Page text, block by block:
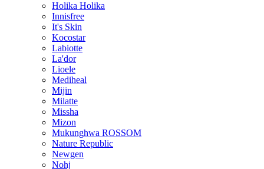
Holika Holika
Innisfree
It's Skin
Kocostar
Labiotte
La'dor
Lioele
Mediheal
Mijin
Milatte
Missha
Mizon
Mukunghwa ROSSOM
Nature Republic
Newgen
Nohj